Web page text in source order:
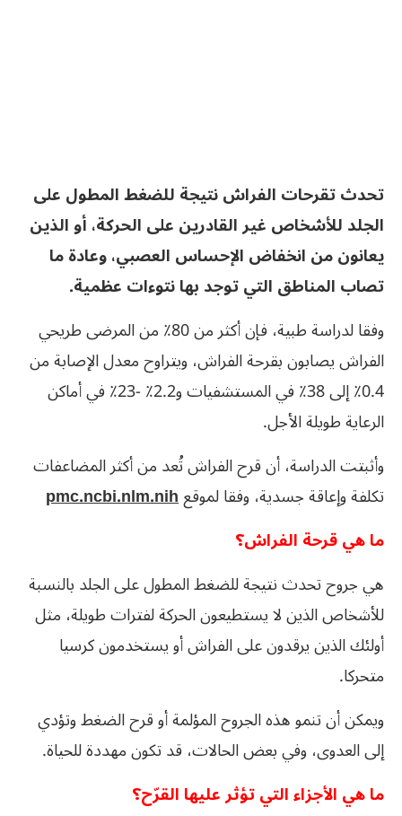
تحدث تقرحات الفراش نتيجة للضغط المطول على
الجلد للأشخاص غير القادرين على الحركة،أو الذين
يعانون من انخفاض الإحساس العصبي، وعادة ما
تصاب المناطق التي توجد بها نتوءات عظمية.
وفقا لدراسة طبية، فإن أكثر من 80٪ من المرضى طريحي
الفراش يصابون بقرحة الفراش، ويتراوح معدل الإصابة من
0.4٪ إلى 38٪ في المستشفيات و2.2٪ -23٪ في أماكن
الرعاية طويلة الأجل.
وأثبتت الدراسة، أن قرح الفراش تُعد من أكثر المضاعفات
تكلفة وإعاقة جسدية، وفقا لموقعpmc.ncbi.nlm.nih
ما هي قرحة الفراش؟
هي جروح تحدث نتيجة للضغط المطول على الجلد بالنسبة
للأشخاص الذين لا يستطيعون الحركة لفترات طويلة، مثل
أولئك الذين يرقدون على الفراش أو يستخدمون كرسيا
متحركا.
ويمكن أن تنمو هذه الجروح المؤلمة أو قرح الضغط وتؤدي
إلى العدوى، وفي بعض الحالات، قد تكون مهددة للحياة.
ما هي الأجزاء التي تؤثر عليها القرّح؟